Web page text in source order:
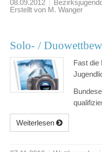
08.09.2012
Erstellt von M. Wanger
Solo- /
Fast die
Weiterlesen